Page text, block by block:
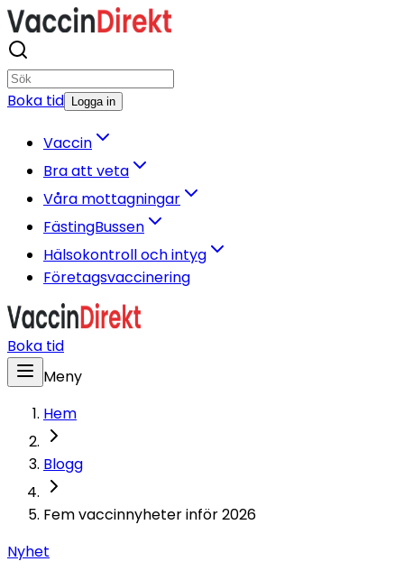
Boka tid Logga in
Vaccin
Bra att veta
Våra mottagningar
FästingBussen
Hälsokontroll och intyg
Företagsvaccinering
Boka tid
Meny
Hem
Blogg
Fem vaccinnyheter inför 2026
Nyhet